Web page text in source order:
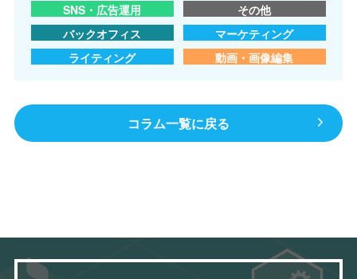
SNS・広告運用
その他
バックオフィス
マーケティング
ライティング
動画・画像編集
コラム一覧に戻る